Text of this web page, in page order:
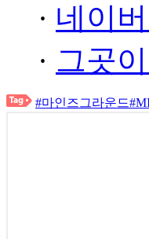
· 네이
· 그곳
#마인즈그라운드